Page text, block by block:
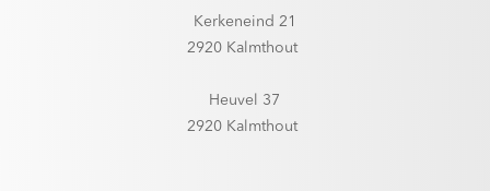
Kerkeneind 21
2920 Kalmthout
Heuvel 37
2920 Kalmthout